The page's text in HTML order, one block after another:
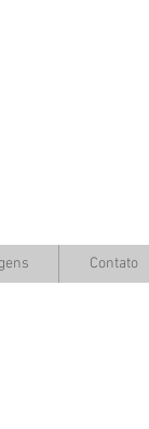
Contato